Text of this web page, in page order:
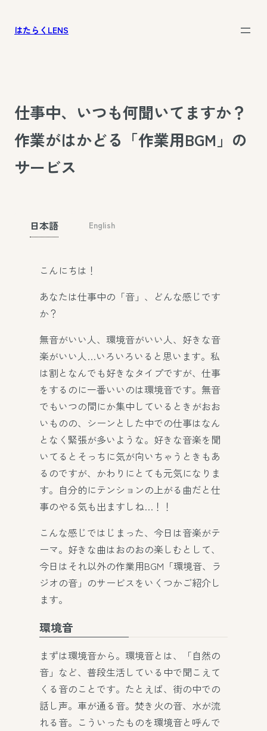
はたらくLENS
仕事中、いつも何聞いてますか？
作業がはかどる「作業用BGM」の
サービス
日本語 English
こんにちは！
あなたは仕事中の「音」、どんな感じです
か？
無音がいい人、環境音がいい人、好きな音
楽がいい人…いろいろいると思います。私
は割となんでも好きなタイプですが、仕事
をするのに一番いいのは環境音です。無音
でもいつの間にか集中しているときがおお
いものの、シーンとした中での仕事はなん
となく緊張が多いような。好きな音楽を聞
いてるとそっちに気が向いちゃうときもあ
るのですが、かわりにとても元気になりま
す。自分的にテンションの上がる曲だと仕
事のやる気も出ますしね…！！
こんな感じではじまった、今日は音楽がテ
ーマ。好きな曲はおのおの楽しむとして、
今日はそれ以外の作業用BGM「環境音、ラ
ジオの音」のサービスをいくつかご紹介し
ます。
環境音
まずは環境音から。環境音とは、「自然の
音」など、普段生活している中で聞こえて
くる音のことです。たとえば、街の中での
話し声。車が通る音。焚き火の音、水が流
れる音。こういったものを環境音と呼んで